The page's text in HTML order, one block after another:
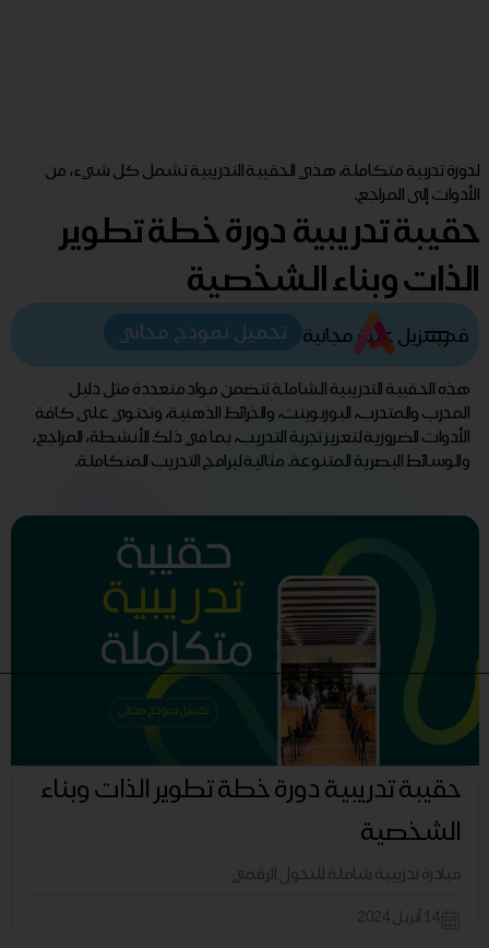
لدورة تدربية متكاملة، هذي الحقيبة التدريبية تشمل كل شيء، من
الأدوات إلى المراجع.
حقيبة تدريبية دورة خطة تطوير
الذات وبناء الشخصية
قم بتنزيل عينة مجانية تحميل نموذج مجاني
هذه الحقيبة التدريبية الشاملة تتضمن مواد متعددة مثل دليل
المدرب والمتدرب، البوربوينت، والخرائط الذهنية، وتحتوي على كافة
الأدوات الضرورية لتعزيز تجربة التدريب، بما في ذلك الأنشطة، المراجع،
والوسائط البصرية المتنوعة. مثالية لبرامج التدريب المتكاملة.
حقيبة تدريبية دورة خطة تطوير الذات وبناء
الشخصية
مبادرة تدريبية شاملة للتحول الرقمي
14 أبريل 2024